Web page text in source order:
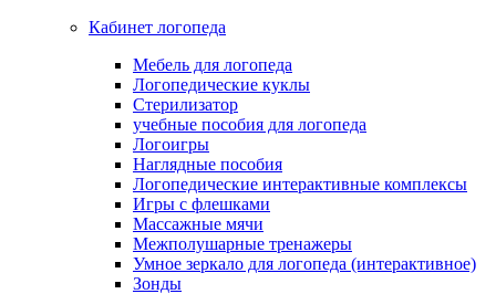
Кабинет логопеда
Мебель для логопеда
Логопедические куклы
Стерилизатор
учебные пособия для логопеда
Логоигры
Наглядные пособия
Логопедические интерактивные комплексы
Игры с флешками
Массажные мячи
Межполушарные тренажеры
Умное зеркало для логопеда (интерактивное)
Зонды